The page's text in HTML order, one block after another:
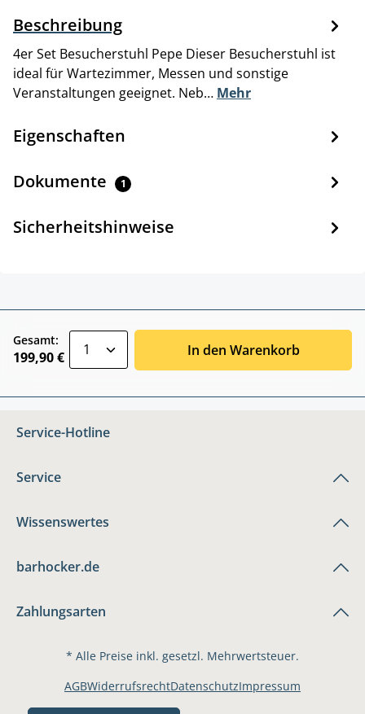
Beschreibung
4er Set Besucherstuhl Pepe Dieser Besucherstuhl ist
ideal für Wartezimmer, Messen und sonstige
Veranstaltungen geeignet. Neb… Mehr
Eigenschaften
Dokumente 1
Sicherheitshinweise
Gesamt:
199,90 € In den Warenkorb
Service-Hotline
Service
Wissenswertes
barhocker.de
Zahlungsarten
* Alle Preise inkl. gesetzl. Mehrwertsteuer.
AGBWiderrufsrechtDatenschutzImpressum